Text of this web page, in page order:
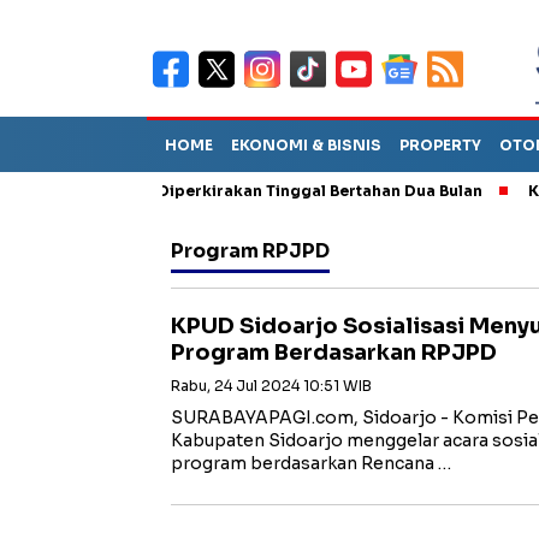
HOME EKONOMI & BISNIS PROPERTY
Sebut TPA Diperkirakan Tinggal Bertahan Dua Bulan
Program RPJPD
KPUD Sidoarjo Sosialisasi
Program Berdasarkan RPJPD
Rabu, 24 Jul 2024 10:51 WIB
SURABAYAPAGI.com, Sidoarjo - Komisi
Kabupaten Sidoarjo menggelar acara
program berdasarkan Rencana …